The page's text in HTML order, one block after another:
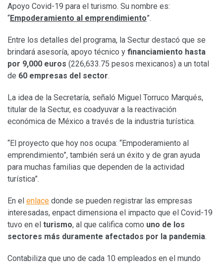
Apoyo Covid-19 para el turismo. Su nombre es:
“Empoderamiento al emprendimiento”.
Entre los detalles del programa, la Sectur destacó que se
brindará asesoría, apoyo técnico y financiamiento hasta
por 9,000 euros (226,633.75 pesos mexicanos) a un total
de 60 empresas del sector.
La idea de la Secretaría, señaló Miguel Torruco Marqués,
titular de la Sectur, es coadyuvar a la reactivación
económica de México a través de la industria turística.
“El proyecto que hoy nos ocupa: “Empoderamiento al
emprendimiento”, también será un éxito y de gran ayuda
para muchas familias que dependen de la actividad
turística”.
En el enlace donde se pueden registrar las empresas
interesadas, enpact dimensiona el impacto que el Covid-19
tuvo en el turismo, al que califica como uno de los
sectores más duramente afectados por la pandemia.
Contabiliza que uno de cada 10 empleados en el mundo